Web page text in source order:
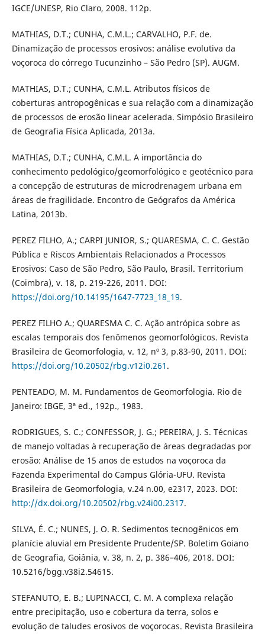
IGCE/UNESP, Rio Claro, 2008. 112p.
MATHIAS, D.T.; CUNHA, C.M.L.; CARVALHO, P.F. de.
Dinamização de processos erosivos: análise evolutiva da
voçoroca do córrego Tucunzinho – São Pedro (SP). AUGM.
MATHIAS, D.T.; CUNHA, C.M.L. Atributos físicos de
coberturas antropogênicas e sua relação com a dinamização
de processos de erosão linear acelerada. Simpósio Brasileiro
de Geografia Física Aplicada, 2013a.
MATHIAS, D.T.; CUNHA, C.M.L. A importância do
conhecimento pedológico/geomorfológico e geotécnico para
a concepção de estruturas de microdrenagem urbana em
áreas de fragilidade. Encontro de Geógrafos da América
Latina, 2013b.
PEREZ FILHO, A.; CARPI JUNIOR, S.; QUARESMA, C. C. Gestão
Pública e Riscos Ambientais Relacionados a Processos
Erosivos: Caso de São Pedro, São Paulo, Brasil. Territorium
(Coimbra), v. 18, p. 219-226, 2011. DOI:
https://doi.org/10.14195/1647-7723_18_19.
PEREZ FILHO A.; QUARESMA C. C. Ação antrópica sobre as
escalas temporais dos fenômenos geomorfológicos. Revista
Brasileira de Geomorfologia, v. 12, nº 3, p.83-90, 2011. DOI:
https://doi.org/10.20502/rbg.v12i0.261 .
PENTEADO, M. M. Fundamentos de Geomorfologia. Rio de
Janeiro: IBGE, 3ª ed., 192p., 1983.
RODRIGUES, S. C.; CONFESSOR, J. G.; PEREIRA, J. S. Técnicas
de manejo voltadas à recuperação de áreas degradadas por
erosão: Análise de 15 anos de estudos na voçoroca da
Fazenda Experimental do Campus Glória-UFU. Revista
Brasileira de Geomorfologia, v.24 n.00, e2317, 2023. DOI:
http://dx.doi.org/10.20502/rbg.v24i00.2317.
SILVA, É. C.; NUNES, J. O. R. Sedimentos tecnogênicos em
planície aluvial em Presidente Prudente/SP. Boletim Goiano
de Geografia, Goiânia, v. 38, n. 2, p. 386–406, 2018. DOI:
10.5216/bgg.v38i2.54615.
STEFANUTO, E. B.; LUPINACCI, C. M. A complexa relação
entre precipitação, uso e cobertura da terra, solos e
evolução de taludes erosivos de voçorocas. Revista Brasileira